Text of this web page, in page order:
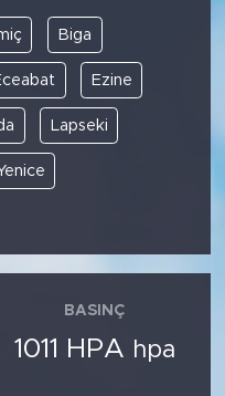
Biga
Ezine
Lapseki
BASINÇ
1011 HPA hpa